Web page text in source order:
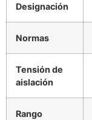
Designación
Normas
Tensión de
aislación
Rango